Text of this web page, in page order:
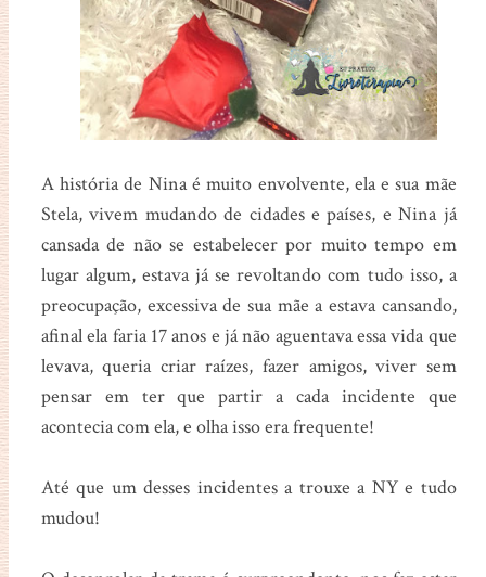
A história de Nina é muito envolvente, ela e sua mãe
Stela, vivem mudando de cidades e países, e Nina já
cansada de não se estabelecer por muito tempo em
lugar algum, estava já se revoltando com tudo isso, a
preocupação, excessiva de sua mãe a estava cansando,
afinal ela faria 17 anos e já não aguentava essa vida que
levava, queria criar raízes, fazer amigos, viver sem
pensar em ter que partir a cada incidente que
acontecia com ela, e olha isso era frequente!
Até que um desses incidentes a trouxe a NY e tudo
mudou!